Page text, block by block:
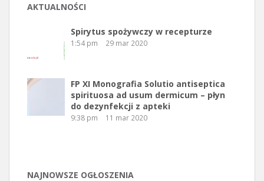
AKTUALNOŚCI
Spirytus spożywczy w recepturze
1:54 pm 29 mar 2020
FP XI Monografia Solutio antiseptica
spirituosa ad usum dermicum – płyn
do dezynfekcji z apteki
9:38 pm 11 mar 2020
NAJNOWSZE OGŁOSZENIA